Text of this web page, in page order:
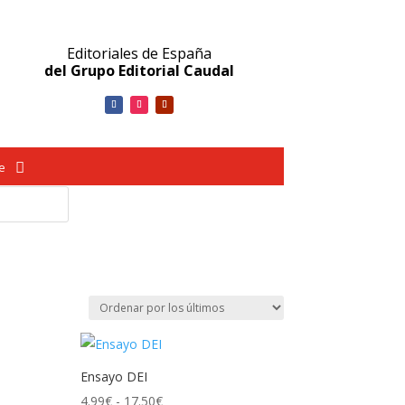
Editoriales de España
del Grupo Editorial Caudal
Ensayo DEI
4.99€ - 17.50€Rango